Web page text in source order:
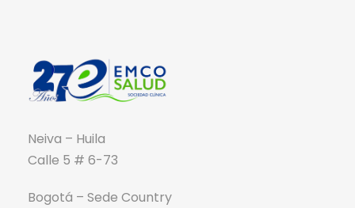
Neiva – Huila
Calle 5 # 6-73
Bogotá – Sede Country